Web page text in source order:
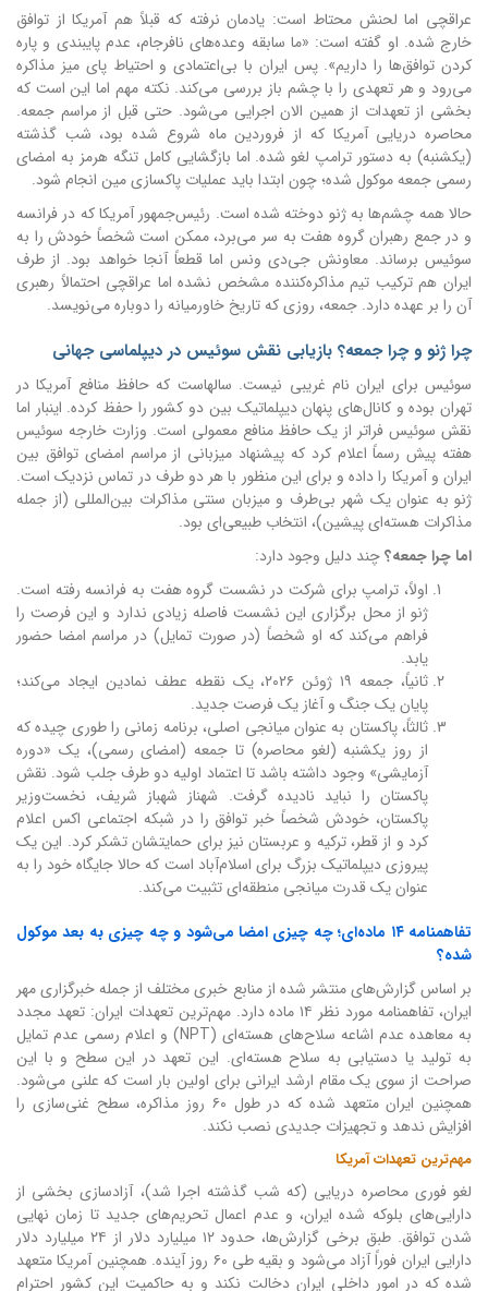
عراقچی اما لحنش محتاط است: یادمان نرفته که قبلاً هم آمریکا از توافق
خارج شده. او گفته است: «ما سابقه وعده‌های نافرجام، عدم پایبندی و پاره
کردن توافق‌ها را داریم». پس ایران با بی‌اعتمادی و احتیاط پای میز مذاکره
می‌رود و هر تعهدی را با چشم باز بررسی می‌کند. نکته مهم اما این است که
بخشی از تعهدات از همین الان اجرایی می‌شود. حتی قبل از مراسم جمعه.
محاصره دریایی آمریکا که از فروردین ماه شروع شده بود، شب گذشته
(یکشنبه) به دستور ترامپ لغو شده. اما بازگشایی کامل تنگه هرمز به امضای
رسمی جمعه موکول شده؛ چون ابتدا باید عملیات پاکسازی مین انجام شود.
حالا همه چشم‌ها به ژنو دوخته شده است. رئیس‌جمهور آمریکا که در فرانسه
و در جمع رهبران گروه هفت به سر می‌برد، ممکن است شخصاً خودش را به
سوئیس برساند. معاونش جی‌دی ونس اما قطعاً آنجا خواهد بود. از طرف
ایران هم ترکیب تیم مذاکره‌کننده مشخص نشده اما عراقچی احتمالاً رهبری
آن را بر عهده دارد. جمعه، روزی که تاریخ خاورمیانه را دوباره می‌نویسد.
چرا ژنو و چرا جمعه؟ بازیابی نقش سوئیس در دیپلماسی جهانی
سوئیس برای ایران نام غریبی نیست. سالهاست که حافظ منافع آمریکا در
تهران بوده و کانال‌های پنهان دیپلماتیک بین دو کشور را حفظ کرده. اینبار اما
نقش سوئیس فراتر از یک حافظ منافع معمولی است. وزارت خارجه سوئیس
هفته پیش رسماً اعلام کرد که پیشنهاد میزبانی از مراسم امضای توافق بین
ایران و آمریکا را داده و برای این منظور با هر دو طرف در تماس نزدیک است.
ژنو به عنوان یک شهر بی‌طرف و میزبان سنتی مذاکرات بین‌المللی (از جمله
مذاکرات هسته‌ای پیشین)، انتخاب طبیعی‌ای بود.
اما چرا جمعه؟چند دلیل وجود دارد:
اولاً، ترامپ برای شرکت در نشست گروه هفت به فرانسه رفته است.
ژنو از محل برگزاری این نشست فاصله زیادی ندارد و این فرصت را
فراهم می‌کند که او شخصاً (در صورت تمایل) در مراسم امضا حضور
یابد.
ثانیاً، جمعه ۱۹ ژوئن ۲۰۲۶، یک نقطه عطف نمادین ایجاد می‌کند؛
پایان یک جنگ و آغاز یک فرصت جدید.
ثالثاً، پاکستان به عنوان میانجی اصلی، برنامه زمانی را طوری چیده که
از روز یکشنبه (لغو محاصره) تا جمعه (امضای رسمی)، یک «دوره
آزمایشی» وجود داشته باشد تا اعتماد اولیه دو طرف جلب شود. نقش
پاکستان را نباید نادیده گرفت. شهناز شهباز شریف، نخست‌وزیر
پاکستان، خودش شخصاً خبر توافق را در شبکه اجتماعی اکس اعلام
کرد و از قطر، ترکیه و عربستان نیز برای حمایتشان تشکر کرد. این یک
پیروزی دیپلماتیک بزرگ برای اسلام‌آباد است که حالا جایگاه خود را به
عنوان یک قدرت میانجی منطقه‌ای تثبیت می‌کند.
تفاهمنامه ۱۴ ماده‌ای؛ چه چیزی امضا می‌شود و چه چیزی به بعد موکول
شده؟
بر اساس گزارش‌های منتشر شده از منابع خبری مختلف از جمله خبرگزاری مهر
ایران، تفاهمنامه مورد نظر ۱۴ ماده دارد. مهم‌ترین تعهدات ایران: تعهد مجدد
به معاهده عدم اشاعه سلاح‌های هسته‌ای (NPT) و اعلام رسمی عدم تمایل
به تولید یا دستیابی به سلاح هسته‌ای. این تعهد در این سطح و با این
صراحت از سوی یک مقام ارشد ایرانی برای اولین بار است که علنی می‌شود.
همچنین ایران متعهد شده که در طول ۶۰ روز مذاکره، سطح غنی‌سازی را
افزایش ندهد و تجهیزات جدیدی نصب نکند.
مهم‌ترین تعهدات آمریکا
لغو فوری محاصره دریایی (که شب گذشته اجرا شد)، آزادسازی بخشی از
دارایی‌های بلوکه شده ایران، و عدم اعمال تحریم‌های جدید تا زمان نهایی
شدن توافق. طبق برخی گزارش‌ها، حدود ۱۲ میلیارد دلار از ۲۴ میلیارد دلار
دارایی ایران فوراً آزاد می‌شود و بقیه طی ۶۰ روز آینده. همچنین آمریکا متعهد
شده که در امور داخلی ایران دخالت نکند و به حاکمیت این کشور احترام